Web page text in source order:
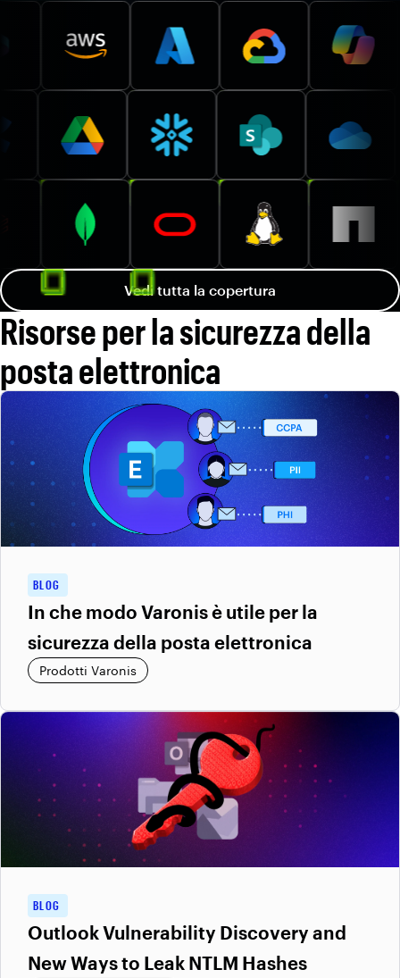
Vedi tutta la copertura
Risorse per la sicurezza della
posta elettronica
BLOG
In che modo Varonis è utile per la
sicurezza della posta elettronica
Prodotti Varonis
BLOG
Outlook Vulnerability Discovery and
New Ways to Leak NTLM Hashes